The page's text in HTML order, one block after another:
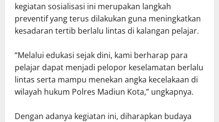
kegiatan sosialisasi ini merupakan langkah
preventif yang terus dilakukan guna meningkatkan
kesadaran tertib berlalu lintas di kalangan pelajar.
“Melalui edukasi sejak dini, kami berharap para
pelajar dapat menjadi pelopor keselamatan berlalu
lintas serta mampu menekan angka kecelakaan di
wilayah hukum Polres Madiun Kota,” ungkapnya.
Dengan adanya kegiatan ini, diharapkan budaya